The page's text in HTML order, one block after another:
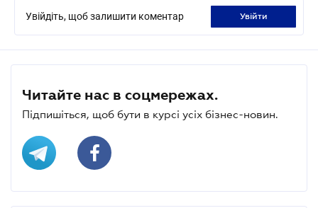
Увійдіть, щоб залишити коментар увійти
Читайте нас в соцмережах.
Підпишіться, щоб бути в курсі усіх бізнес-новин.